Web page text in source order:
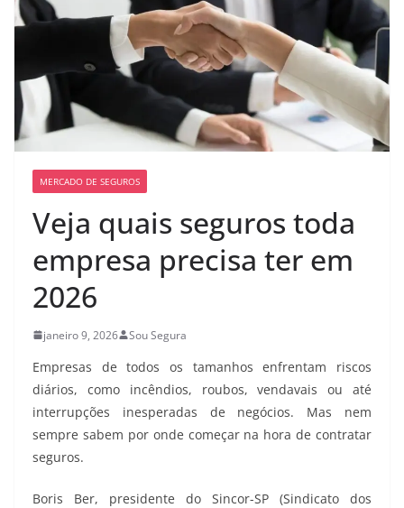
MERCADO DE SEGUROS
Veja quais seguros toda
empresa precisa ter em
2026
janeiro 9, 2026 Sou Segura
Empresas de todos os tamanhos enfrentam riscos
diários, como incêndios, roubos, vendavais ou até
interrupções inesperadas de negócios. Mas nem
sempre sabem por onde começar na hora de contratar
seguros.
Boris Ber, presidente do Sincor-SP (Sindicato dos